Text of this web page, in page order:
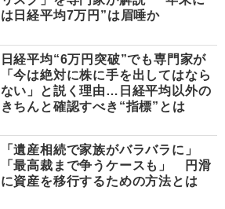
は日経平均7万円”は眉唾か
日経平均“6万円突破”でも専門家が
「今は絶対に株に手を出してはなら
ない」と説く理由…日経平均以外の
きちんと確認すべき“指標”とは
「遺産相続で家族がバラバラに」
「最高裁まで争うケースも」 円滑
に資産を移行するための方法とは